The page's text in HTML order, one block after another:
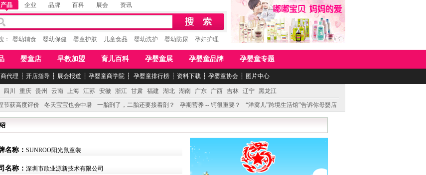
产品 企业 品牌 百科 展会 资讯
： 婴幼辅食 婴幼保健 婴童护肤 儿童食品 婴幼洗护 婴幼防尿 孕妇护理
婴童店 早教加盟 育儿百科 孕婴童展 孕婴童品牌 孕婴童专题
代理 ┆ 开店指导 ┆ 展会报道 ┆ 孕婴童商学院 ┆ 孕婴童排行榜 ┆ 资料下载 ┆ 孕婴童协会 ┆ 图片中心
四川 重庆 贵州 云南 上海 江苏 安徽 浙江 甘肃 福建 湖北 湖南 广东 广西 吉林 辽宁 黑龙江
节获高度评价 冬天宝宝也会中暑 一胎剖了，二胎还要接着剖？ 孕期营养 -- 钙很重要？
“洋窝儿”跨境生活馆”告诉你母婴店
特殊。”
妇幼广场 免租了！
名称： SUNROO阳光鼠童装
名称： 深圳市欣业源新技术有限公司